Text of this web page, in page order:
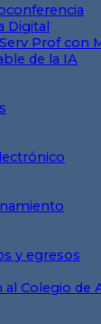
Digital
Prof con
de la IA
y egresos
al Colegio de